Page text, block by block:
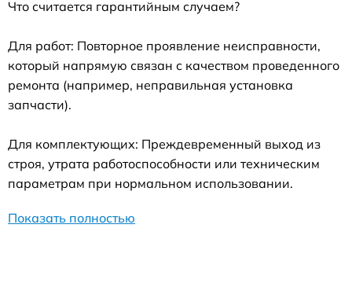
Что считается гарантийным случаем?
Для работ: Повторное проявление неисправности,
который напрямую связан с качеством проведенного
ремонта (например, неправильная установка
запчасти).
Для комплектующих: Преждевременный выход из
строя, утрата работоспособности или техническим
параметрам при нормальном использовании.
Показать полностью